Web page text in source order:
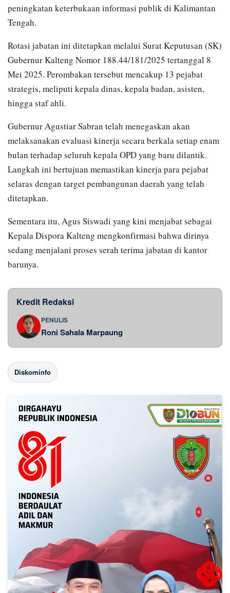
peningkatan keterbukaan informasi publik di Kalimantan
Tengah.
Rotasi jabatan ini ditetapkan melalui Surat Keputusan (SK)
Gubernur Kalteng Nomor 188.44/181/2025 tertanggal 8
Mei 2025. Perombakan tersebut mencakup 13 pejabat
strategis, meliputi kepala dinas, kepala badan, asisten,
hingga staf ahli.
Gubernur Agustiar Sabran telah menegaskan akan
melaksanakan evaluasi kinerja secara berkala setiap enam
bulan terhadap seluruh kepala OPD yang baru dilantik.
Langkah ini bertujuan memastikan kinerja para pejabat
selaras dengan target pembangunan daerah yang telah
ditetapkan.
Sementara itu, Agus Siswadi yang kini menjabat sebagai
Kepala Dispora Kalteng mengkonfirmasi bahwa dirinya
sedang menjalani proses serah terima jabatan di kantor
barunya.
Kredit Redaksi
PENULIS
Roni Sahala Marpaung
Diskominfo